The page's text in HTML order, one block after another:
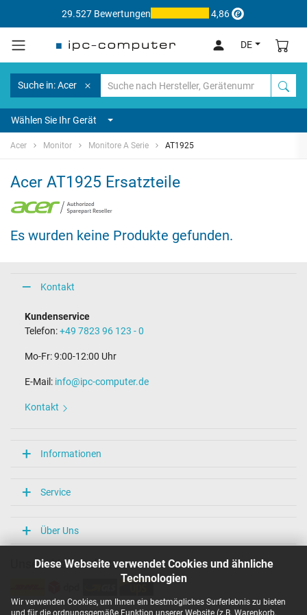
Diese Webseite verwendet Cookies und ähnliche
Technologien
Wir verwenden Cookies, um Ihnen ein bestmögliches Surferlebnis zu bieten
und für die ordnungsgemäße Funktion unserer Website (z.B. Warenkorb,
29.527 Bewertungen 4,86
DE
Suche in: Acer
Wählen Sie Ihr Gerät
Acer Monitor Monitore A Serie AT1925
Acer AT1925 Ersatzteile
Es wurden keine Produkte gefunden.
Kontakt
Kundenservice
Telefon:+49 7823 96 123 - 0
Mo-Fr: 9:00-12:00 Uhr
E-Mail: info@ipc-computer.de
Kontakt
Informationen
Service
Über Uns
Unsere Versandarten